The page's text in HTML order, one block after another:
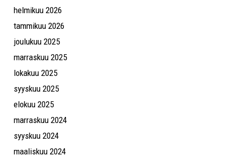
helmikuu 2026
tammikuu 2026
joulukuu 2025
marraskuu 2025
lokakuu 2025
syyskuu 2025
elokuu 2025
marraskuu 2024
syyskuu 2024
maaliskuu 2024